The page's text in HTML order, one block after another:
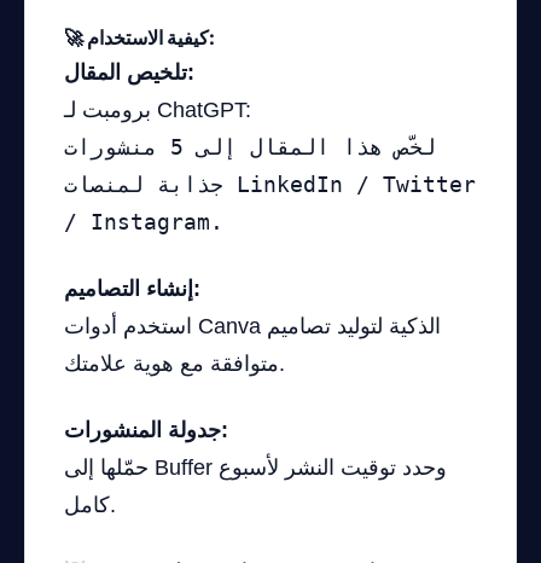
🚀 كيفية الاستخدام:
تلخيص المقال:
برومبت لـ ChatGPT:
لخّص هذا المقال إلى 5 منشورات
جذابة لمنصات LinkedIn / Twitter
/ Instagram.
إنشاء التصاميم:
استخدم أدوات Canva الذكية لتوليد تصاميم
متوافقة مع هوية علامتك.
جدولة المنشورات:
حمّلها إلى Buffer وحدد توقيت النشر لأسبوع
كامل.